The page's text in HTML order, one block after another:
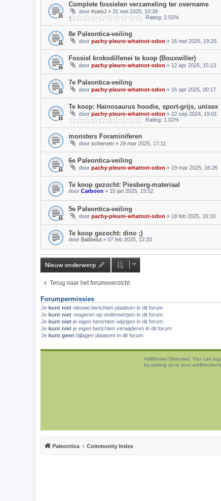
Complete fossielen verzameling ter overname
door KoenJ » 31 mei 2025, 10:39
Rating: 2.55%
8e Paleontica-veiling
door pachy-pleuro-whatnot-odon » 16 mei 2025, 19:25
Fossiel krokodillenei te koop (Bouxwiller)
door pachy-pleuro-whatnot-odon » 12 apr 2025, 15:13
7e Paleontica-veiling
door pachy-pleuro-whatnot-odon » 16 apr 2025, 00:17
Te koop: Hainosaurus hoodie, sport-grijs, unisex
door pachy-pleuro-whatnot-odon » 22 sep 2024, 19:01
Rating: 1.02%
monsters Foraminiferen
door scherven » 29 mar 2025, 17:11
6e Paleontica-veiling
door pachy-pleuro-whatnot-odon » 19 mar 2025, 16:26
Te koop gezocht: Piesberg-materiaal
door Carboon » 15 jan 2025, 15:52
5e Paleontica-veiling
door pachy-pleuro-whatnot-odon » 18 feb 2025, 16:10
Te koop gezocht: dino ;)
door Babbelut » 07 feb 2025, 12:20
Nieuw onderwerp
Terug naar het forumoverzicht
Forumpermissies
Je kunt niet nieuwe berichten plaatsen in dit forum
Je kunt niet reageren op onderwerpen in dit forum
Je kunt niet je eigen berichten wijzigen in dit forum
Je kunt niet je eigen berichten verwijderen in dit forum
Je kunt geen bijlagen plaatsen in dit forum
AdBlocker Detected. You can
by adding us to your addblocker's
Paleontica Community Index